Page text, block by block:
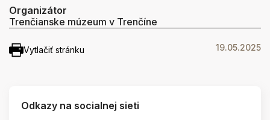
Organizátor
Trenčianske múzeum v Trenčíne
Vytlačiť stránku 19.05.2025
Odkazy na socialnej sieti